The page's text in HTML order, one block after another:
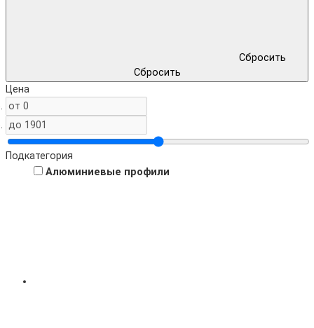
Сбросить
Сбросить
Цена
Подкатегория
Алюминиевые профили